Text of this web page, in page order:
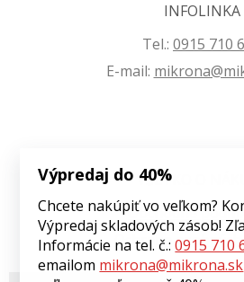
INFOLINKA
Tel.: 0915 710
E-mail:
VŠETKO O
Obchodné
Ochrana
Výpredaj do 40%
Chcete nakúpiť vo veľkom?
Výpredaj skladových zásob!
Informácie na tel. č.:0915 710
emailom mikrona@mikrona.sk